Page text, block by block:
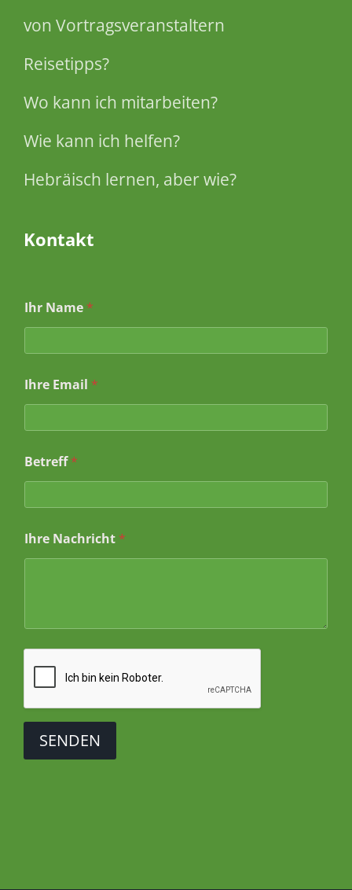
von Vortragsveranstaltern
Reisetipps?
Wo kann ich mitarbeiten?
Wie kann ich helfen?
Hebräisch lernen, aber wie?
Kontakt
a
m
I
r
e
Ihr Name *
Ihre Email *
Betreff*
Ihre Nachricht *
SENDEN